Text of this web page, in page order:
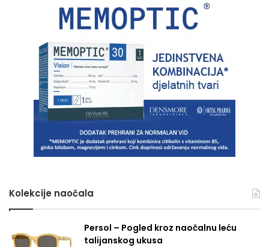
Kolekcije naočala
Persol – Pogled kroz naočalnu leću
talijanskog ukusa